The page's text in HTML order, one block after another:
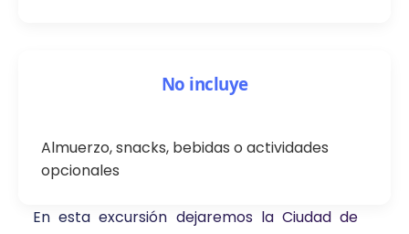
No incluye
Almuerzo, snacks, bebidas o actividades
opcionales
En esta excursión dejaremos la Ciudad de